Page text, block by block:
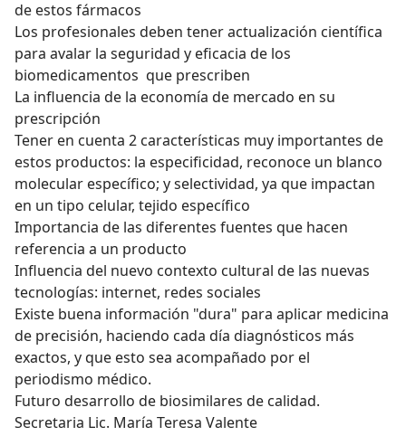
de estos fármacos
Los profesionales deben tener actualización científica
para avalar la seguridad y eficacia de los
biomedicamentos que prescriben
La influencia de la economía de mercado en su
prescripción
Tener en cuenta 2 características muy importantes de
estos productos: la especificidad, reconoce un blanco
molecular específico; y selectividad, ya que impactan
en un tipo celular, tejido específico
Importancia de las diferentes fuentes que hacen
referencia a un producto
Influencia del nuevo contexto cultural de las nuevas
tecnologías: internet, redes sociales
Existe buena información "dura" para aplicar medicina
de precisión, haciendo cada día diagnósticos más
exactos, y que esto sea acompañado por el
periodismo médico.
Futuro desarrollo de biosimilares de calidad.
Secretaria Lic. María Teresa Valente